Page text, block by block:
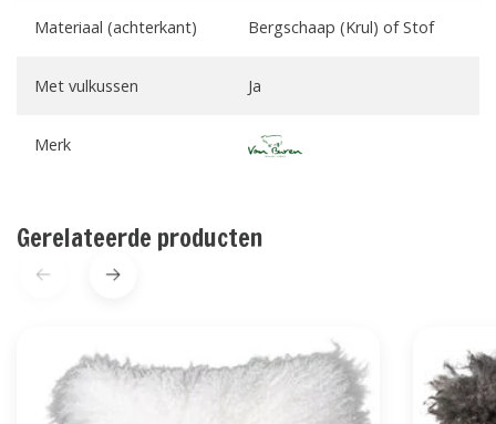
Materiaal (achterkant) Bergschaap (Krul) of Stof
Met vulkussen Ja
Merk
Gerelateerde producten